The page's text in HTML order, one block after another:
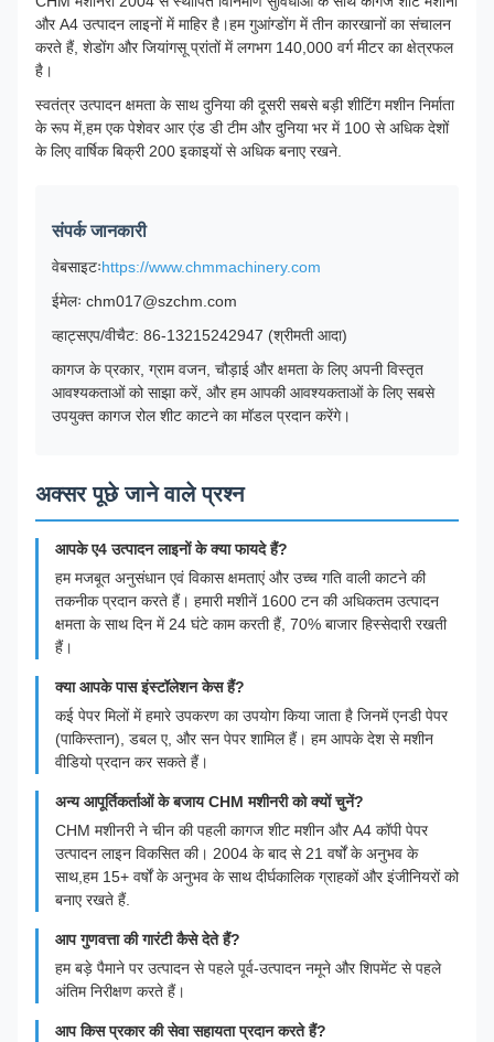
और A4 उत्पादन लाइनों में माहिर है।हम गुआंग्डोंग में तीन कारखानों का संचालन
करते हैं, शेडोंग और जियांगसू प्रांतों में लगभग 140,000 वर्ग मीटर का क्षेत्रफल
है।
स्वतंत्र उत्पादन क्षमता के साथ दुनिया की दूसरी सबसे बड़ी शीटिंग मशीन निर्माता
के रूप में,हम एक पेशेवर आर एंड डी टीम और दुनिया भर में 100 से अधिक देशों
के लिए वार्षिक बिक्री 200 इकाइयों से अधिक बनाए रखने.
संपर्क जानकारी
वेबसाइटःhttps://www.chmmachinery.com
ईमेलः chm017@szchm.com
व्हाट्सएप/वीचैट: 86-13215242947 (श्रीमती आदा)
कागज के प्रकार, ग्राम वजन, चौड़ाई और क्षमता के लिए अपनी विस्तृत
आवश्यकताओं को साझा करें, और हम आपकी आवश्यकताओं के लिए सबसे
उपयुक्त कागज रोल शीट काटने का मॉडल प्रदान करेंगे।
अक्सर पूछे जाने वाले प्रश्न
आपके ए4 उत्पादन लाइनों के क्या फायदे हैं?
हम मजबूत अनुसंधान एवं विकास क्षमताएं और उच्च गति वाली काटने की
तकनीक प्रदान करते हैं। हमारी मशीनें 1600 टन की अधिकतम उत्पादन
क्षमता के साथ दिन में 24 घंटे काम करती हैं, 70% बाजार हिस्सेदारी रखती
हैं।
क्या आपके पास इंस्टॉलेशन केस हैं?
कई पेपर मिलों में हमारे उपकरण का उपयोग किया जाता है जिनमें एनडी पेपर
(पाकिस्तान), डबल ए, और सन पेपर शामिल हैं। हम आपके देश से मशीन
वीडियो प्रदान कर सकते हैं।
अन्य आपूर्तिकर्ताओं के बजाय CHM मशीनरी को क्यों चुनें?
CHM मशीनरी ने चीन की पहली कागज शीट मशीन और A4 कॉपी पेपर
उत्पादन लाइन विकसित की। 2004 के बाद से 21 वर्षों के अनुभव के
साथ,हम 15+ वर्षों के अनुभव के साथ दीर्घकालिक ग्राहकों और इंजीनियरों को
बनाए रखते हैं.
आप गुणवत्ता की गारंटी कैसे देते हैं?
हम बड़े पैमाने पर उत्पादन से पहले पूर्व-उत्पादन नमूने और शिपमेंट से पहले
अंतिम निरीक्षण करते हैं।
आप किस प्रकार की सेवा सहायता प्रदान करते हैं?